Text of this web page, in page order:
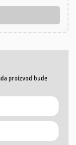
proizvod bude